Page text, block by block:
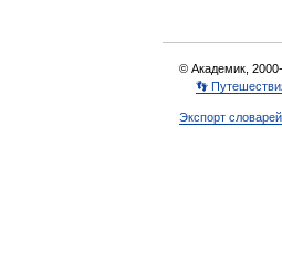
© Академик,
👣
Экспорт